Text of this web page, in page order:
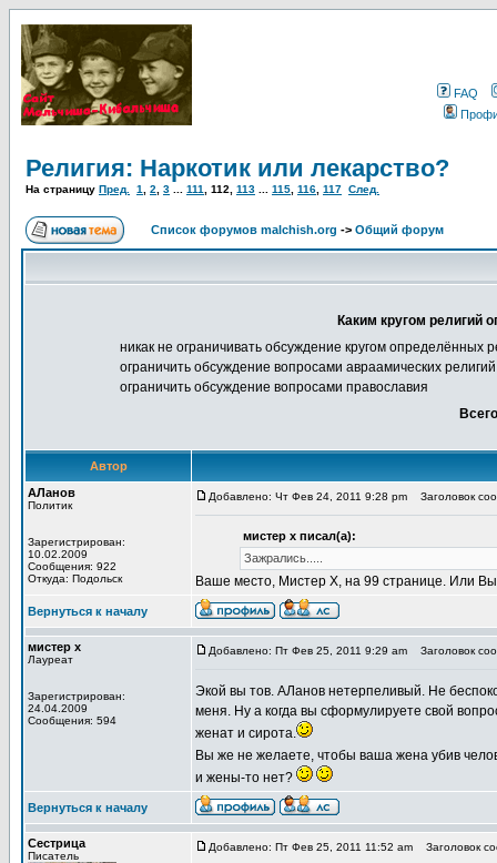
FAQ
Религия: Наркотик или лекарство?
На страницу Пред. 1 2 3 111 112 113 115 116 117 След.
Список форумов malchish.org -> Общий форум
Каким кругом религий
никак не ограничивать обсуждение кругом определённых
ограничить обсуждение вопросами авраамических
ограничить обсуждение вопросами православия
Автор
АЛанов
Политик
Зарегистрирован:
10.02.2009
Сообщения: 922
Откуда: Подольск
Добавлено: Чт Фев 24, 2011 9:28 pm Заголовок
мистер х писал(а):
Зажрались.....
Ваше место, Мистер Х, на 99 странице. Или
Вернуться к началу
мистер х
Лауреат
Зарегистрирован:
24.04.2009
Сообщения: 594
Добавлено: Пт Фев 25, 2011 9:29 am Заголовок
Экой вы тов. АЛанов нетерпеливый. Не
меня. Ну а когда вы сформулируете свой
женат и сирота.
Вы же не желаете, чтобы ваша жена убив
и жены-то нет?
Вернуться к началу
Сестрица
Писатель
Добавлено: Пт Фев 25, 2011 11:52 am Заголовок